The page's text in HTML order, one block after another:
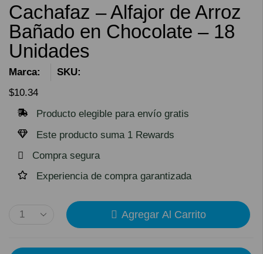
Cachafaz – Alfajor de Arroz
Bañado en Chocolate – 18
Unidades
Marca:
SKU:
$10.34
Producto elegible para envío gratis
Este producto suma 1 Rewards
Compra segura
Experiencia de compra garantizada
Agregar Al Carrito